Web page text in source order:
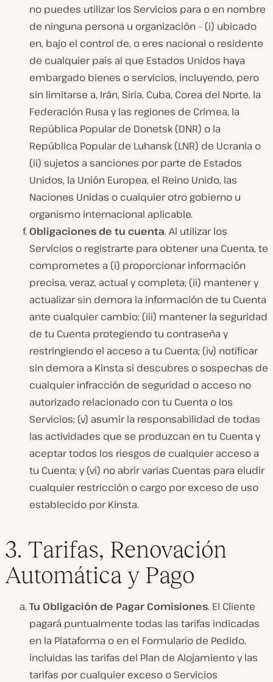
no puedes utilizar los Servicios para o en nombre
de ninguna persona u organización – (i) ubicado
en, bajo el control de, o eres nacional o residente
de cualquier país al que Estados Unidos haya
embargado bienes o servicios, incluyendo, pero
sin limitarse a, Irán, Siria, Cuba, Corea del Norte, la
Federación Rusa y las regiones de Crimea, la
República Popular de Donetsk (DNR) o la
República Popular de Luhansk (LNR) de Ucrania o
(ii) sujetos a sanciones por parte de Estados
Unidos, la Unión Europea, el Reino Unido, las
Naciones Unidas o cualquier otro gobierno u
organismo internacional aplicable.
Obligaciones de tu cuenta. Al utilizar los
Servicios o registrarte para obtener una Cuenta, te
comprometes a (i) proporcionar información
precisa, veraz, actual y completa; (ii) mantener y
actualizar sin demora la información de tu Cuenta
ante cualquier cambio; (iii) mantener la seguridad
de tu Cuenta protegiendo tu contraseña y
restringiendo el acceso a tu Cuenta; (iv) notificar
sin demora a Kinsta si descubres o sospechas de
cualquier infracción de seguridad o acceso no
autorizado relacionado con tu Cuenta o los
Servicios; (v) asumir la responsabilidad de todas
las actividades que se produzcan en tu Cuenta y
aceptar todos los riesgos de cualquier acceso a
tu Cuenta; y (vi) no abrir varias Cuentas para eludir
cualquier restricción o cargo por exceso de uso
establecido por Kinsta.
3. Tarifas, Renovación
Automática y Pago
Tu Obligación de Pagar Comisiones. El Cliente
pagará puntualmente todas las tarifas indicadas
en la Plataforma o en el Formulario de Pedido,
incluidas las tarifas del Plan de Alojamiento y las
tarifas por cualquier exceso o Servicios